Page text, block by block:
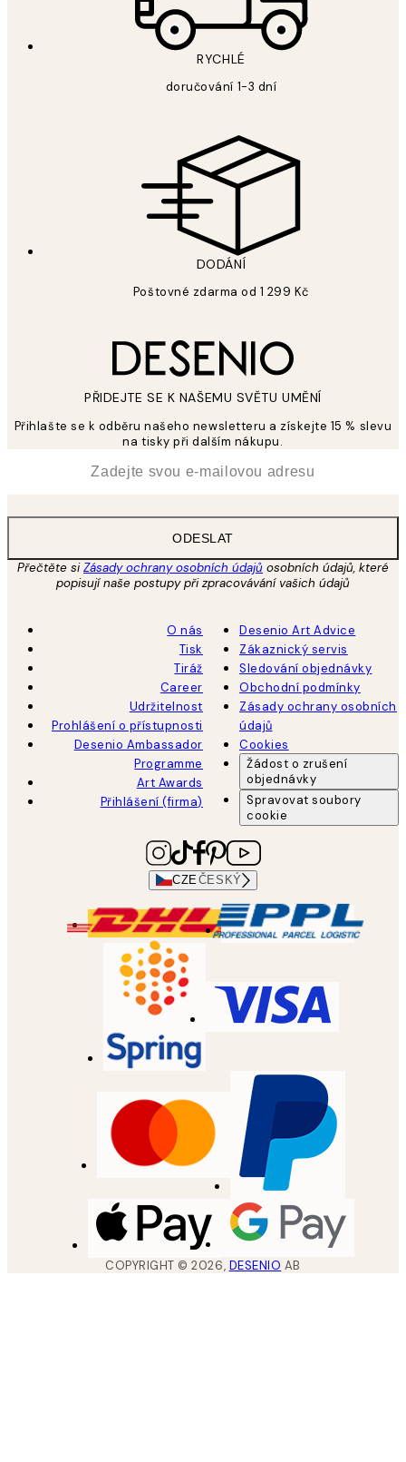
RYCHLÉ
doručování 1-3 dní
DODÁNÍ
Poštovné zdarma od 1 299 Kč
PŘIDEJTE SE K NAŠEMU SVĚTU UMĚNÍ
Přihlašte se k odběru našeho newsletteru a získejte 15 % slevu
na tisky při dalším nákupu.
ODESLAT
Přečtěte siZásady ochrany osobních údajů osobních údajů, které
popisují naše postupy při zpracovávání vašich údajů
O nás
Tisk
Tiráž
Career
Udržitelnost
Prohlášení o přístupnosti
Desenio Ambassador
Programme
Art Awards
Přihlášení (firma)
Desenio Art Advice
Zákaznický servis
Sledování objednávky
Obchodní podmínky
Zásady ochrany osobních
údajů
Cookies
Žádost o zrušení
objednávky
Spravovat soubory
cookie
CZEČESKÝ
COPYRIGHT ©2026, DESENIO AB